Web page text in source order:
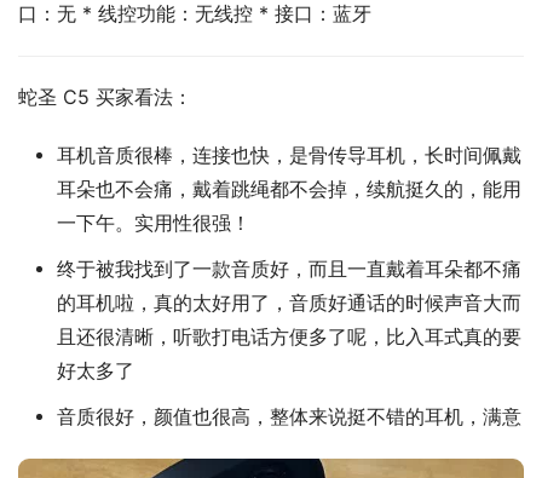
口：无 * 线控功能：无线控 * 接口：蓝牙
蛇圣 C5 买家看法：
耳机音质很棒，连接也快，是骨传导耳机，长时间佩戴
耳朵也不会痛，戴着跳绳都不会掉，续航挺久的，能用
一下午。实用性很强！
终于被我找到了一款音质好，而且一直戴着耳朵都不痛
的耳机啦，真的太好用了，音质好通话的时候声音大而
且还很清晰，听歌打电话方便多了呢，比入耳式真的要
好太多了
音质很好，颜值也很高，整体来说挺不错的耳机，满意